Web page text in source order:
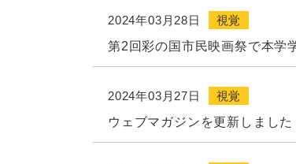
2024年03月28日
視覚
第2回彩の国市民映画祭で本学
2024年03月27日
視覚
ウェブマガジンを更新しました